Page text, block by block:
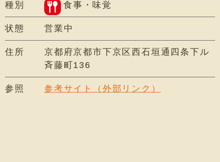
種別 食事・味覚
状態 営業中
住所
京都府京都市下京区西石垣通四条下ル
斉藤町136
参照 参考サイト（外部リンク）